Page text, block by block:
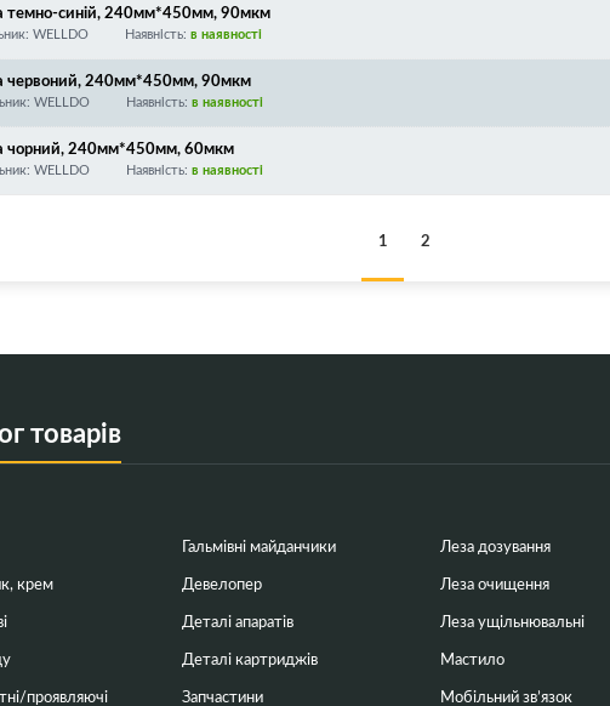
темно-синій, 240мм*450мм, 90мкм
WELLDO Наявність: в наявності
червоний, 240мм*450мм, 90мкм
WELLDO Наявність: в наявності
чорний, 240мм*450мм, 60мкм
WELLDO Наявність: в наявності
1 2
товарів
крем
проявляючі
Гальмівні майданчики
Девелопер
Деталі апаратів
Деталі картриджів
Запчастини
Леза дозування
Леза очищення
Леза ущільнювальні
Мастило
Мобільний зв’язок